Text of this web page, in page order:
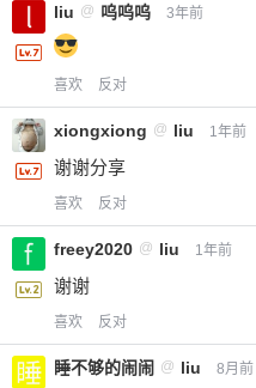
liu @ 呜呜呜 3年前
喜欢 反对
xiongxiong @ liu 1年前
谢谢分享
喜欢 反对
freey2020 @ liu 1年前
谢谢
喜欢 反对
睡不够的闹闹 @ liu 8月前